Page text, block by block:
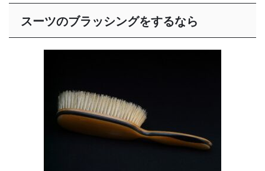
スーツのブラッシングをするなら